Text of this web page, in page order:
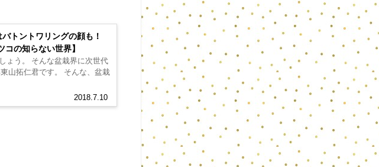
トントワリングの顔も！
の知らない世界】
2018.7.10
に次世代